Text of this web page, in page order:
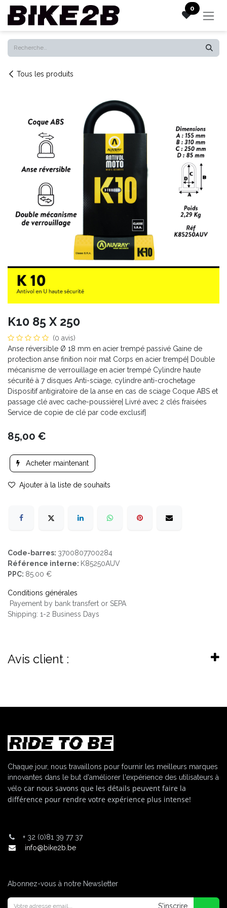
Se rendre au contenu 0
Tous les produits
K10 85 X 250
(0 avis)
Anse réversible Ø 18 mm en acier trempé passivé Gaine de
protection anse finition noir mat Corps en acier trempé| Double
mécanisme de verrouillage en acier trempé Cylindre haute
sécurité à 7 disques Anti-sciage, cylindre anti-crochetage
Dispositif antigiratoire de la anse en cas de sciage Coque ABS et
passage clé avec cache-poussière| Livré avec 2 clés fraisées
Service de copie de clé par code exclusif|
85,00 €
Acheter maintenant
Ajouter à la liste de souhaits
Code-barres: 3700807700284
Référence interne: K85250AUV
PPC: 85.00 €
Conditions générales
Payement by bank transfert or SEPA
Shipping: 1-2 Business Days
Avis client :
Chaque jour, nous travaillons pour fournir les meilleurs marques
innovantes dans le but d'améliorer l'expérience des utilisateurs à
vélo car nous savons que les détails peuvent faire la
différence pour rendre votre expérience plus intense!
+ 32 (0)81 39 77 37
info@bike2b.be
Abonnez-vous à notre Newsletter
S'inscrire